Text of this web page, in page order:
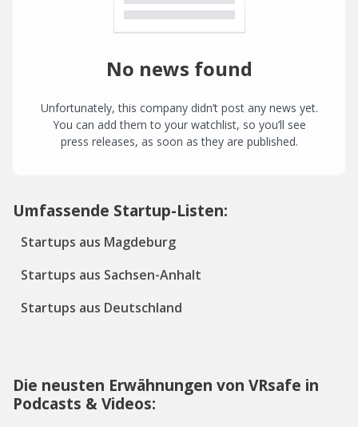
No news found
Unfortunately, this company didn’t post any news yet.
You can add them to your watchlist, so you’ll see
press releases, as soon as they are published.
Umfassende Startup-Listen:
Startups aus Magdeburg
Startups aus Sachsen-Anhalt
Startups aus Deutschland
Die neusten Erwähnungen von VRsafe in
Podcasts & Videos: